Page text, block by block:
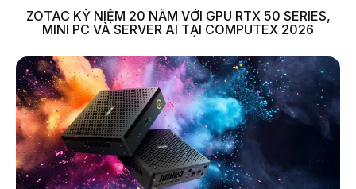
ZOTAC KỶ NIỆM 20 NĂM VỚI GPU RTX 50 SERIES,
MINI PC VÀ SERVER AI TẠI COMPUTEX 2026